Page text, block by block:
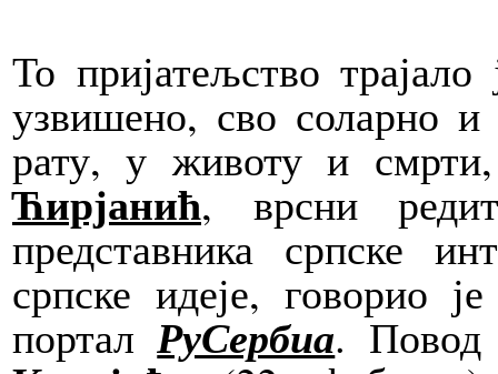
То пријатељство
узвишено, сво соларно
рату, у животу и
Ћирјанић, врсни
представника српске
српске идеје, говорио
порталРуСербиа. Повод